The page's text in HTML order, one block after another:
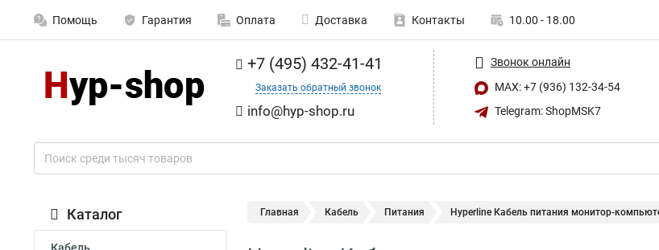
Помощь Гарантия Оплата Доставка Контакты 10.00 - 18.00
+7 (495) 432-41-41
Заказать обратный звонок
info@hyp-shop.ru
Звонок онлайн
MAX: +7 (936) 132-34-54
Telegram: ShopMSK7
Каталог Главная Кабель Питания Hyperline Кабель питания монитор-